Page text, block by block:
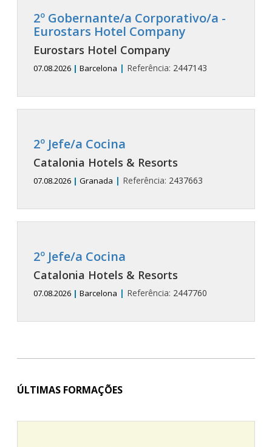
2º Gobernante/a Corporativo/a -
Eurostars Hotel Company
Eurostars Hotel Company
07.08.2026 | Barcelona | Referência: 2447143
2º Jefe/a Cocina
Catalonia Hotels & Resorts
07.08.2026 | Granada | Referência: 2437663
2º Jefe/a Cocina
Catalonia Hotels & Resorts
07.08.2026 | Barcelona | Referência: 2447760
ÚLTIMAS FORMAÇÕES